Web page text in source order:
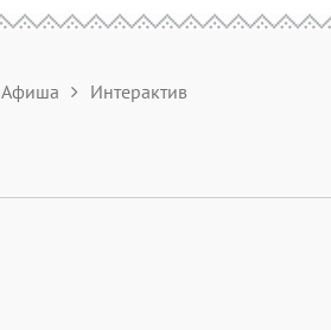
Афиша Интерактив